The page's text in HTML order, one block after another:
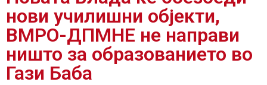
нови училишни објекти,
ВМРО-ДПМНЕ не направи
ништо за образованието во
Гази Баба